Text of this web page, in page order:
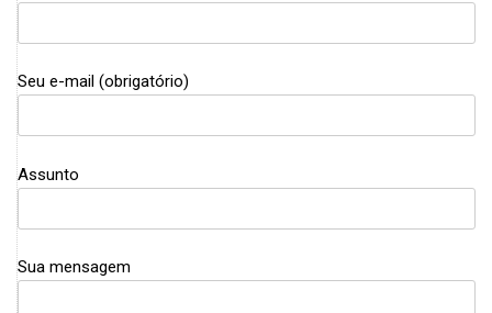
Seu e-mail (obrigatório)
Assunto
Sua mensagem